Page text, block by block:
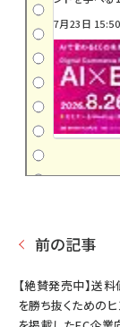
7月23日 15:50
前の記事
【絶賛発売中】送
を勝ち抜くための